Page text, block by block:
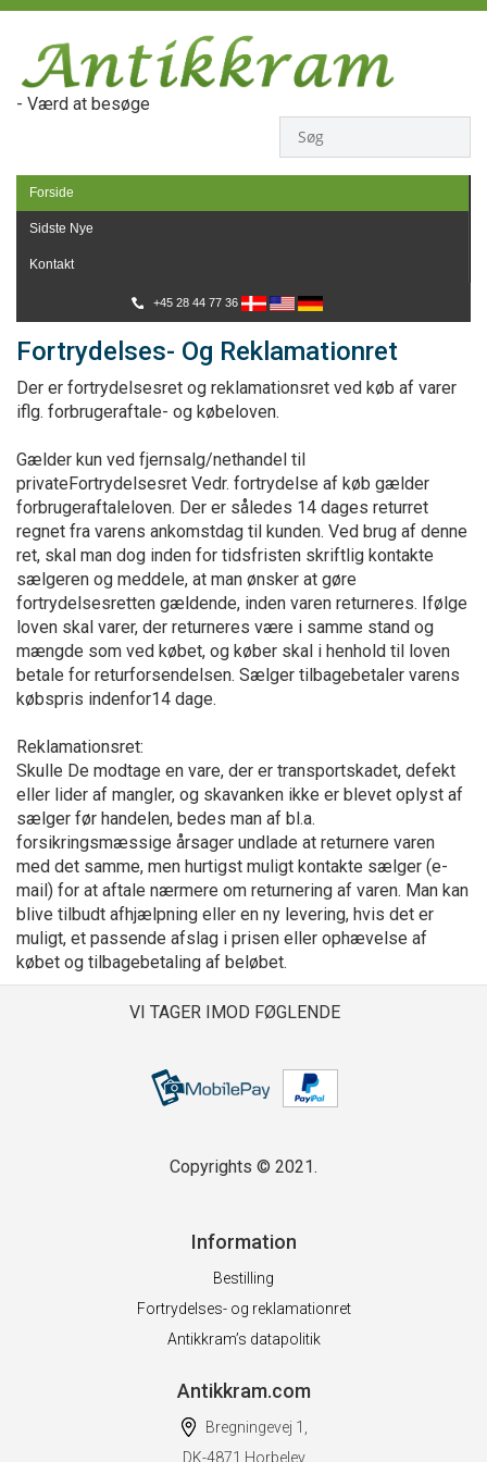
- Værd at besøge
Forside
Sidste Nye
Kontakt
+45 28 44 77 36
Fortrydelses- Og Reklamationret
Der er fortrydelsesret og reklamationsret ved køb af varer
iflg. forbrugeraftale- og købeloven.
Gælder kun ved fjernsalg/nethandel til
privateFortrydelsesret Vedr. fortrydelse af køb gælder
forbrugeraftaleloven. Der er således 14 dages returret
regnet fra varens ankomstdag til kunden. Ved brug af denne
ret, skal man dog inden for tidsfristen skriftlig kontakte
sælgeren og meddele, at man ønsker at gøre
fortrydelsesretten gældende, inden varen returneres. Ifølge
loven skal varer, der returneres være i samme stand og
mængde som ved købet, og køber skal i henhold til loven
betale for returforsendelsen. Sælger tilbagebetaler varens
købspris indenfor14 dage.
Reklamationsret:
Skulle De modtage en vare, der er transportskadet, defekt
eller lider af mangler, og skavanken ikke er blevet oplyst af
sælger før handelen, bedes man af bl.a.
forsikringsmæssige årsager undlade at returnere varen
med det samme, men hurtigst muligt kontakte sælger (e-
mail) for at aftale nærmere om returnering af varen. Man kan
blive tilbudt afhjælpning eller en ny levering, hvis det er
muligt, et passende afslag i prisen eller ophævelse af
købet og tilbagebetaling af beløbet.
VI TAGER IMOD FØGLENDE
Copyrights © 2021.
Information
Bestilling
Fortrydelses- og reklamationret
Antikkram’s datapolitik
Antikkram.com
Bregningevej 1,
DK-4871 Horbelev